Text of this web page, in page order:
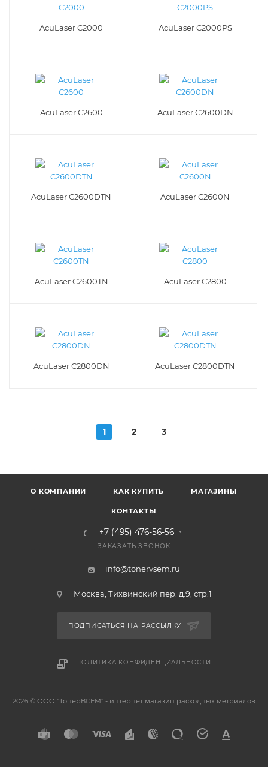
AcuLaser C2000 AcuLaser C2000PS
AcuLaser C2600 AcuLaser C2600DN
AcuLaser C2600DTN AcuLaser C2600N
AcuLaser C2600TN AcuLaser C2800
AcuLaser C2800DN AcuLaser C2800DTN
1 2 3
О КОМПАНИИ КАК КУПИТЬ МАГАЗИНЫ
КОНТАКТЫ
+7 (495) 476-56-56
ЗАКАЗАТЬ ЗВОНОК
info@tonervsem.ru
Москва, Тихвинский пер. д.9, стр.1
ПОДПИСАТЬСЯ НА РАССЫЛКУ
ПОЛИТИКА КОНФИДЕНЦИАЛЬНОСТИ
2026 © ООО "ТонерВСЕМ" - интернет магазин расходных метриалов